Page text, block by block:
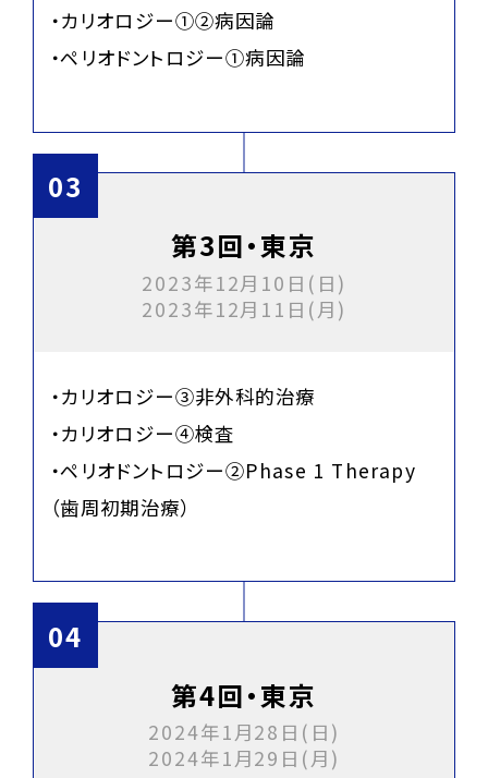
・カリオロジー①②病因論
・ペリオドントロジー①病因論
第3回・東京
2023年12月10日(日)
2023年12月11日(月)
・カリオロジー③非外科的治療
・カリオロジー④検査
・ペリオドントロジー②Phase 1 Therapy
（歯周初期治療）
第4回・東京
2024年1月28日(日)
2024年1月29日(月)